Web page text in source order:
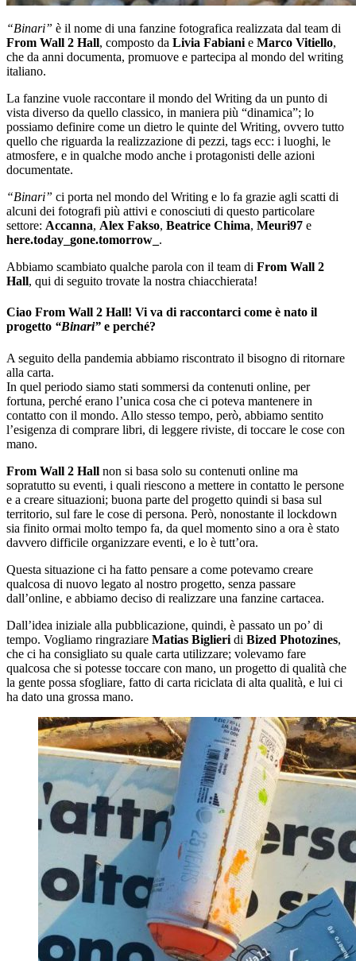
“Binari” è il nome di una fanzine fotografica realizzata dal team di
From Wall 2 Hall, composto da Livia Fabiani e Marco Vitiello,
che da anni documenta, promuove e partecipa al mondo del writing
italiano.
La fanzine vuole raccontare il mondo del Writing da un punto di
vista diverso da quello classico, in maniera più “dinamica”; lo
possiamo definire come un dietro le quinte del Writing, ovvero tutto
quello che riguarda la realizzazione di pezzi, tags ecc: i luoghi, le
atmosfere, e in qualche modo anche i protagonisti delle azioni
documentate.
“Binari” ci porta nel mondo del Writing e lo fa grazie agli scatti di
alcuni dei fotografi più attivi e conosciuti di questo particolare
settore: Accanna, Alex Fakso, Beatrice Chima, Meuri97 e
here.today_gone.tomorrow_ .
Abbiamo scambiato qualche parola con il team di From Wall 2
Hall, qui di seguito trovate la nostra chiacchierata!
Ciao From Wall 2 Hall! Vi va di raccontarci come è nato il
progetto “Binari” e perché?
A seguito della pandemia abbiamo riscontrato il bisogno di ritornare
alla carta.
In quel periodo siamo stati sommersi da contenuti online, per
fortuna, perché erano l’unica cosa che ci poteva mantenere in
contatto con il mondo. Allo stesso tempo, però, abbiamo sentito
l’esigenza di comprare libri, di leggere riviste, di toccare le cose con
mano.
From Wall 2 Hall non si basa solo su contenuti online ma
sopratutto su eventi, i quali riescono a mettere in contatto le persone
e a creare situazioni; buona parte del progetto quindi si basa sul
territorio, sul fare le cose di persona. Però, nonostante il lockdown
sia finito ormai molto tempo fa, da quel momento sino a ora è stato
davvero difficile organizzare eventi, e lo è tutt’ora.
Questa situazione ci ha fatto pensare a come potevamo creare
qualcosa di nuovo legato al nostro progetto, senza passare
dall’online, e abbiamo deciso di realizzare una fanzine cartacea.
Dall’idea iniziale alla pubblicazione, quindi, è passato un po’ di
tempo. Vogliamo ringraziare Matias Biglieri di Bized Photozines,
che ci ha consigliato su quale carta utilizzare; volevamo fare
qualcosa che si potesse toccare con mano, un progetto di qualità che
la gente possa sfogliare, fatto di carta riciclata di alta qualità, e lui ci
ha dato una grossa mano.